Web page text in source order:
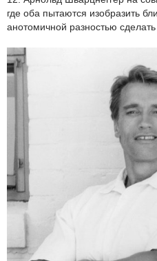
где оба пытаются изобразить
анотомичной разностью